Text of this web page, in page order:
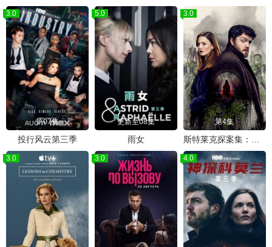
3.0
第07集
投行风云第三季
5.0
更新至08集
雨女
3.0
第4集
3.0 3.0 4.0